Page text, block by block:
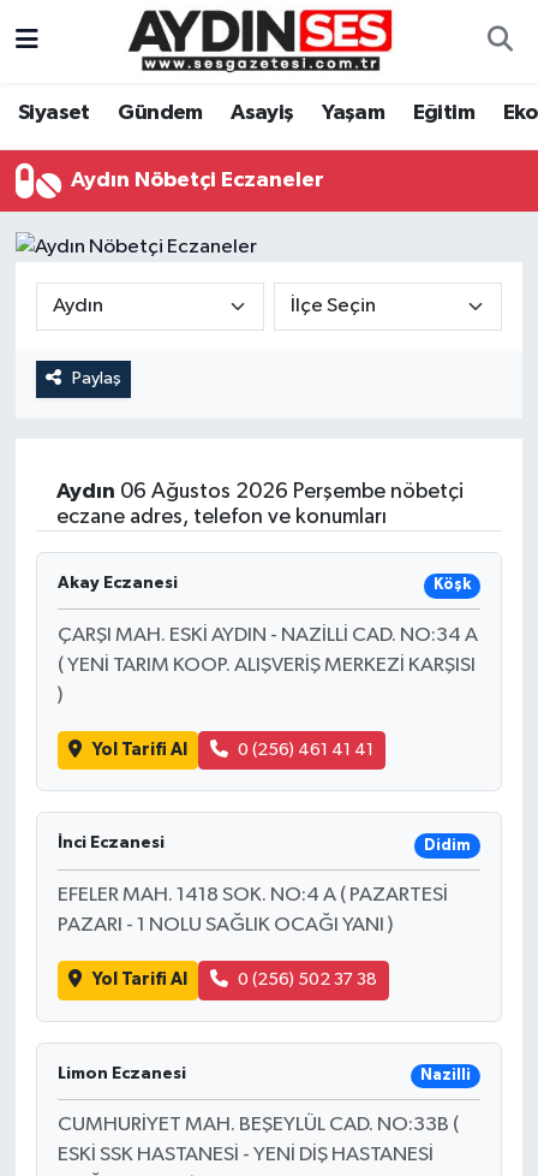
Siyaset Gündem Asayiş Yaşam Eğitim
Aydın Nöbetçi Eczaneler
Paylaş
Aydın 06 Ağustos 2026 Perşembe nöbetçi
eczane adres, telefon ve konumları
Akay Eczanesi Köşk
ÇARŞI MAH. ESKİ AYDIN - NAZİLLİ CAD. NO:34 A
( YENİ TARIM KOOP. ALIŞVERİŞ MERKEZİ KARŞISI
)
Yol Tarifi Al 0 (256) 461 41 41
İnci Eczanesi Didim
EFELER MAH. 1418 SOK. NO:4 A ( PAZARTESİ
PAZARI - 1 NOLU SAĞLIK OCAĞI YANI )
Yol Tarifi Al 0 (256) 502 37 38
Limon Eczanesi Nazilli
CUMHURİYET MAH. BEŞEYLÜL CAD. NO:33B (
ESKİ SSK HASTANESİ - YENİ DİŞ HASTANESİ
Gündem
Siyaset
Yaşam
Eğitim
Spor
Aydın Hava Durumu
Aydin Namaz Vakitleri
Süper Lig Puan Durumu ve Fikstür
Tüm Manşetler
Haber Arşivi